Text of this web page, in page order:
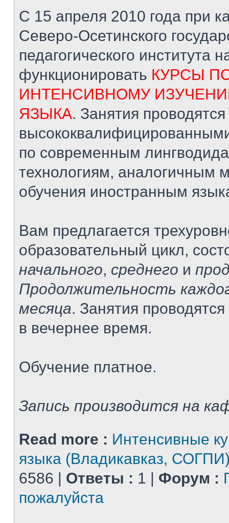
С 15 апреля 2010 года
Северо-Осетинского
педагогического института
функционировать КУРСЫ
ИНТЕНСИВНОМУ
ЯЗЫКА. Занятия проводятся
по современным
технологиям, аналогичным
обучения иностранным
Вам предлагается
образовательный цикл,
начального, среднего и
Продолжительность
месяца. Занятия
в вечернее время.
Обучение платное.
Запись производится на
Read more : Интенсивные
языка (Владикавказ,
6586 | Ответы : 1 | Форум :
пожалуйста